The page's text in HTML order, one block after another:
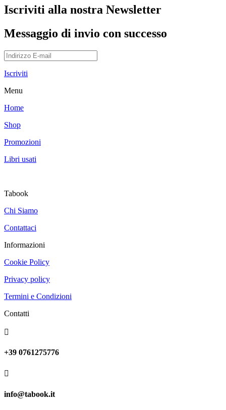
Iscriviti alla nostra Newsletter
Messaggio di invio con successo
Iscriviti
Menu
Home
Shop
Promozioni
Libri usati
Tabook
Chi Siamo
Contattaci
Informazioni
Cookie Policy
Privacy policy
Termini e Condizioni
Contatti

+39 0761275776

info@tabook.it